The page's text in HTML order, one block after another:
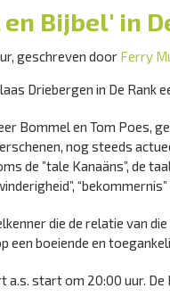
Bijbel' in
geschreven door Ferry
Driebergen in De Rank
Bommel en Tom Poes,
nog steeds
de ”tale Kanaäns”, de
die de relatie van
een boeiende en
a.s. start om 20:00 uur.